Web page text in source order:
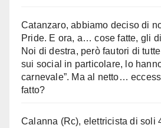
Catanzaro, abbiamo deciso di
Pride. E ora, a… cose fatte, gli
Noi di destra, però fautori di
sui social in particolare, lo
carnevale”. Ma al netto…
fatto?
Calanna (Rc), elettricista di soli